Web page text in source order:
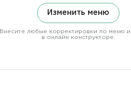
Изменить меню
Внесите любые корректировки по меню и
в онлайн конструкторе.